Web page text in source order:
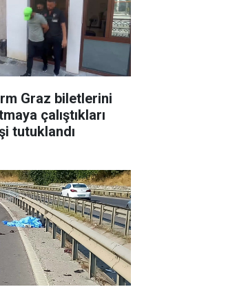
Graz biletlerini
çalıştıkları
tutuklandı